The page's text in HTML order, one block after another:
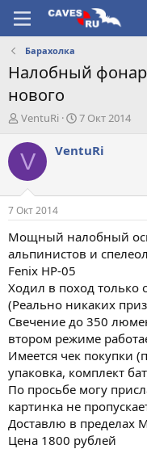
Барахолка
Налобный
нового
А
т
о
т
е
м
ы
VentuRi
Д
т
а
л
7 Окт 2014
V VentuRi
7 Окт 2014
Мощный налобный
альпинистов и
Fenix HP-05
Ходил в поход только
(Реально никаких
Свечение до 350
втором режиме
Имеется чек покупки
упаковка, комплект
По просьбе могу
картинка не
Доставлю в пределах
Цена 1800 рублей